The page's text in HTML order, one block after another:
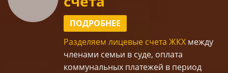
ПОДРОБНЕЕ
Разделяем лицевые счета ЖКХ между
членами семьи в суде, оплата
коммунальных платежей в период